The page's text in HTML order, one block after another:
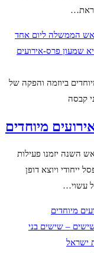
הממשלה ליום אחד
ביוזמה והפקה של
קבסה
מיוחדים
השנה יזמנו פעילות
ויוצא דופן
עשוי…
מיוחדים